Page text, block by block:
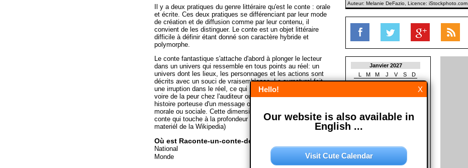
Il y a deux pratiques du genre littéraire qu'est le conte : orale
et écrite. Ces deux pratiques se différenciant par leur mode
de création et de diffusion comme par leur contenu, il
convient de les distinguer. Le conte est un objet littéraire
difficile à définir étant donné son caractère hybride et
polymorphe.
Le conte fantastique s'attache d'abord à plonger le lecteur
dans un univers qui ressemble en tous points au réel: un
univers dont les lieux, les personnages et les actions sont
décrits avec un souci de vraisemblance. Le surnaturel fait
une irruption dans le réel, ce qui peut provoquer un malaise,
voire de la peur chez l'auditeur ou le lecteur. La fable est une
histoire porteuse d'un message ou d'une recommandation,
morale ou sociale. Cette dimension est étrangère à celle du
conte qui touche à la profondeur des êtres humains. (Avec
materiél de la Wikipedia)
Où est Raconte-un-conte-de-fées-Jour?
National
Monde
Auteur: Melanie DeFazio, Licence: iStockphoto.com
Janvier 2027
L
M M J V S
D
1
2
3
11 12 13 14 15 16 17
25 26 27 28 29 30 31
1
2 3 4 5 6
8
9
20
X
Hello!
Our website is also available in
English ...
Visit Cute Calendar